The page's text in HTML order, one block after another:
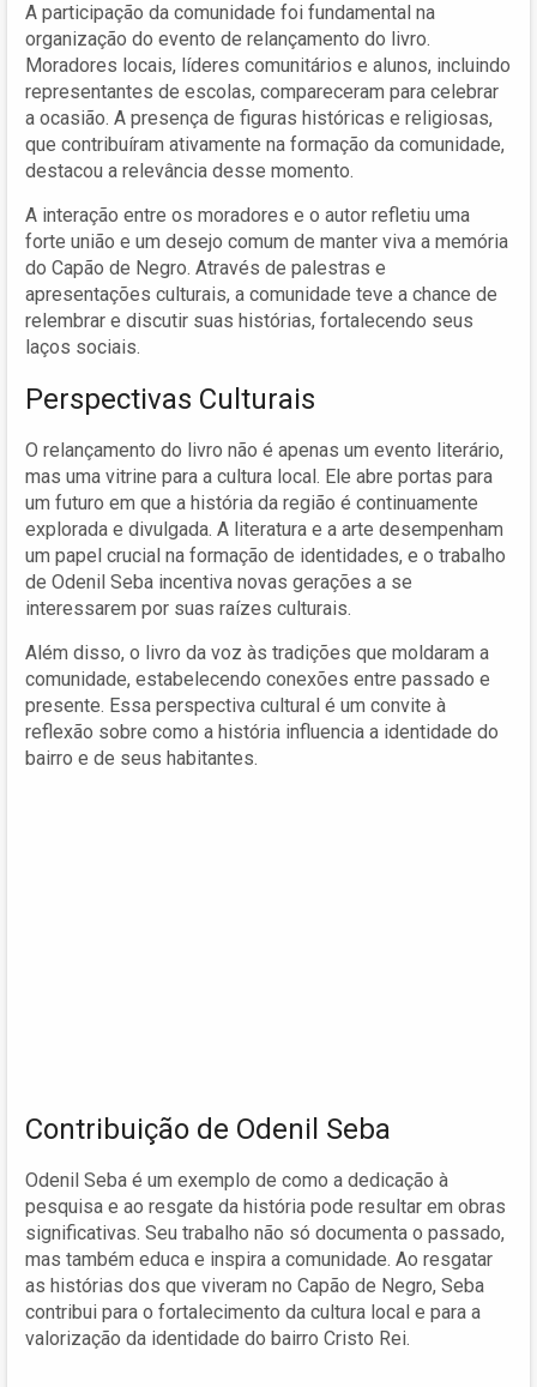
A participação da comunidade foi fundamental na
organização do evento de relançamento do livro.
Moradores locais, líderes comunitários e alunos, incluindo
representantes de escolas, compareceram para celebrar
a ocasião. A presença de figuras históricas e religiosas,
que contribuíram ativamente na formação da comunidade,
destacou a relevância desse momento.
A interação entre os moradores e o autor refletiu uma
forte união e um desejo comum de manter viva a memória
do Capão de Negro. Através de palestras e
apresentações culturais, a comunidade teve a chance de
relembrar e discutir suas histórias, fortalecendo seus
laços sociais.
Perspectivas Culturais
O relançamento do livro não é apenas um evento literário,
mas uma vitrine para a cultura local. Ele abre portas para
um futuro em que a história da região é continuamente
explorada e divulgada. A literatura e a arte desempenham
um papel crucial na formação de identidades, e o trabalho
de Odenil Seba incentiva novas gerações a se
interessarem por suas raízes culturais.
Além disso, o livro da voz às tradições que moldaram a
comunidade, estabelecendo conexões entre passado e
presente. Essa perspectiva cultural é um convite à
reflexão sobre como a história influencia a identidade do
bairro e de seus habitantes.
Contribuição de Odenil Seba
Odenil Seba é um exemplo de como a dedicação à
pesquisa e ao resgate da história pode resultar em obras
significativas. Seu trabalho não só documenta o passado,
mas também educa e inspira a comunidade. Ao resgatar
as histórias dos que viveram no Capão de Negro, Seba
contribui para o fortalecimento da cultura local e para a
valorização da identidade do bairro Cristo Rei.